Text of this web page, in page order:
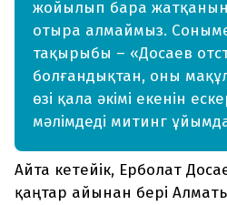
жойылып бара жатқанын
отыра алмаймыз.
тақырыбы – «Досаев
болғандықтан, оны
өзі қала әкімі екенін
мәлімдеді митинг
Айта кетейік, Ерболат
қаңтар айынан бері